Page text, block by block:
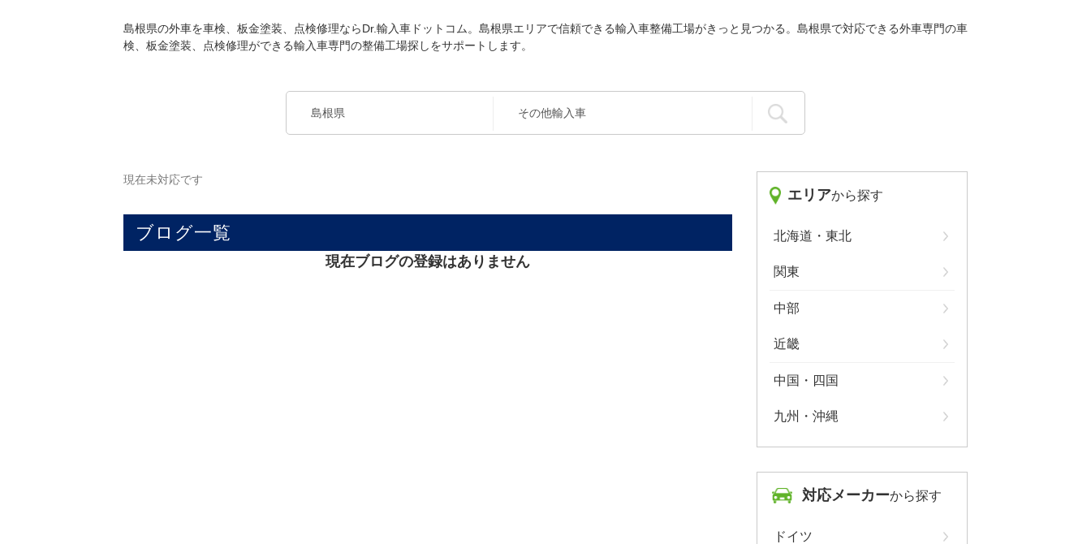
島根県の外車を車検、板金塗装、点検修理ならDr.輸入車ドットコム。島根県エリアで信頼できる輸入車整備工場がきっと見つかる。島根県で対応できる外車専門の車
検、板金塗装、点検修理ができる輸入車専門の整備工場探しをサポートします。
現在未対応です
ブログ一覧
現在ブログの登録はありません
エリアから探す
北海道・東北
関東
中部
近畿
中国・四国
九州・沖縄
対応メーカーから探す
ドイツ